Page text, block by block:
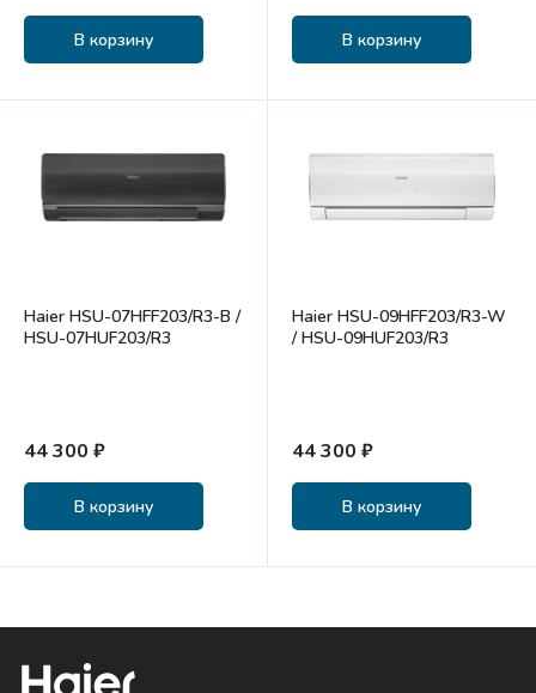
В корзину В корзину
Haier HSU-07HFF203/R3-B /
HSU-07HUF203/R3
44 300 ₽
В корзину
Haier HSU-09HFF203/R3-W
/ HSU-09HUF203/R3
44 300 ₽
В корзину